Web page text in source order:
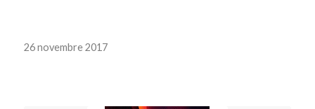
26 novembre 2017